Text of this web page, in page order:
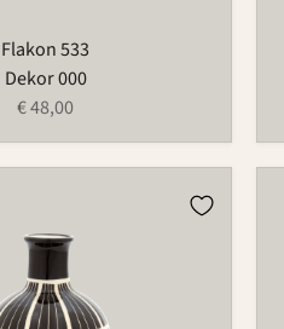
Flakon 533
Dekor 000
€ 48,00